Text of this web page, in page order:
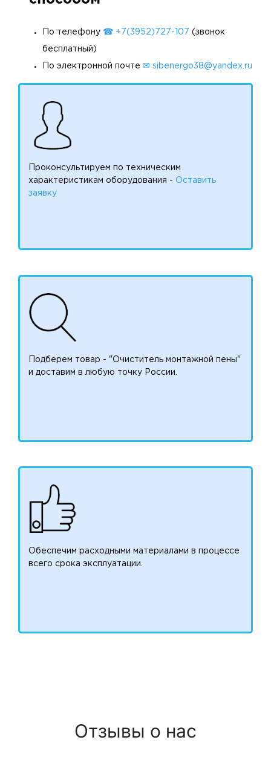
По телефону ☎ +7(3952)727-107 (звонок
бесплатный)
По электронной почте ✉ sibenergo38@yandex.ru
Проконсультируем по техническим
характеристикам оборудования - Оставить
заявку
Подберем товар - "Очиститель монтажной пены"
и доставим в любую точку России.
Обеспечим расходными материалами в процессе
всего срока эксплуатации.
Отзывы о нас